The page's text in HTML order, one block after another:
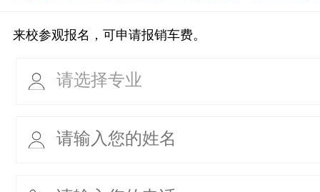
来校参观报名，可申请报销车费。